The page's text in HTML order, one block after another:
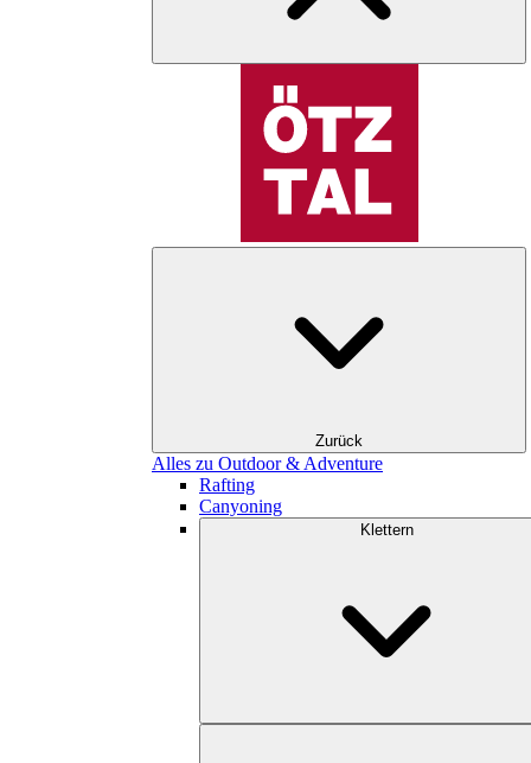
Zurück
Alles zu Outdoor & Adventure
Rafting
Canyoning
Klettern